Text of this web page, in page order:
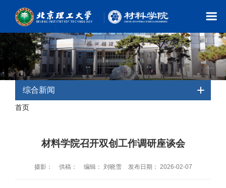
综合新闻
首页
材料学院召开双创工作调研座谈会
摄影： 供稿： 编辑： 刘晓雪 发布日期： 2026-02-07